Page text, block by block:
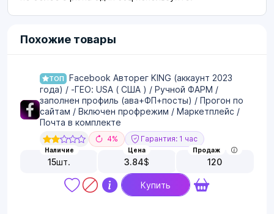
Похожие товары
ТОП
Facebook Авторег KING (аккаунт 2023
года) / -ГЕО: USA ( США ) / Ручной ФАРМ /
заполнен профиль (ава+ФП+посты) / Прогон по
сайтам / Включен профрежим / Маркетплейс /
Почта в комплекте
4% Гарантия: 1 час
Наличие
15шт.
Цена
3.84$
Продаж
120
Купить